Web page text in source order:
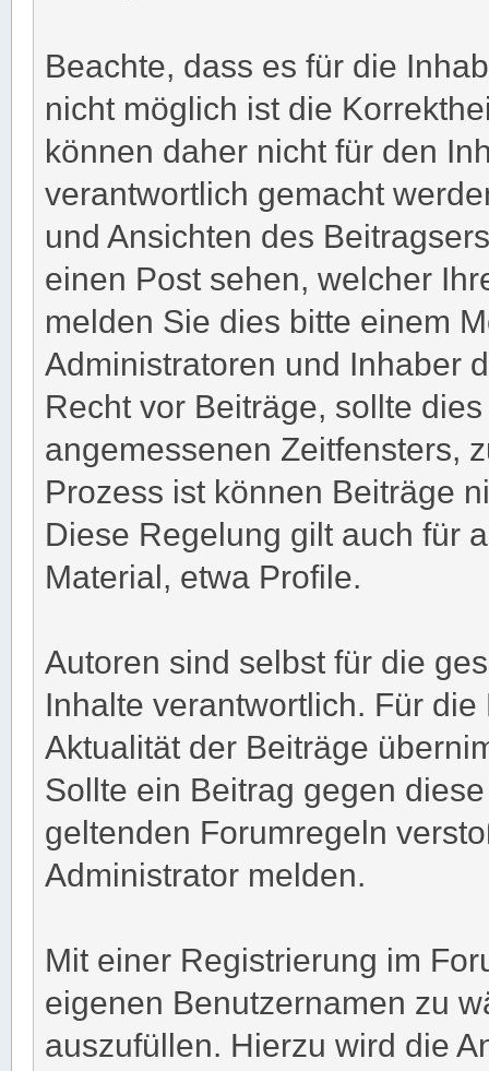
Beachte, dass es für die
nicht möglich ist die
können daher nicht für den
verantwortlich gemacht
und Ansichten des
einen Post sehen, welcher
melden Sie dies bitte einem
Administratoren und Inhaber
Recht vor Beiträge, sollte
angemessenen Zeitfensters,
Prozess ist können Beiträge
Diese Regelung gilt auch für
Material, etwa Profile.
Autoren sind selbst für die
Inhalte verantwortlich. Für
Aktualität der Beiträge
Sollte ein Beitrag gegen
geltenden Forumregeln
Administrator melden.
Mit einer Registrierung im
eigenen Benutzernamen zu
auszufüllen. Hierzu wird die